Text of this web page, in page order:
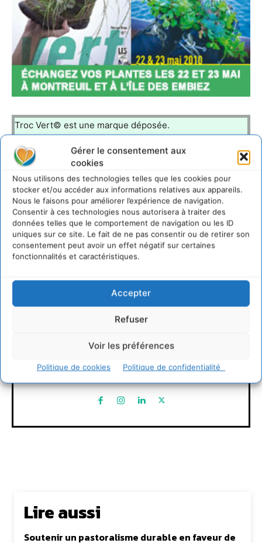
Gérer le consentement aux
cookies
Nous utilisons des technologies telles que les cookies pour
stocker et/ou accéder aux informations relatives aux appareils.
Nous le faisons pour améliorer l’expérience de navigation.
Consentir à ces technologies nous autorisera à traiter des
données telles que le comportement de navigation ou les ID
uniques sur ce site. Le fait de ne pas consentir ou de retirer son
consentement peut avoir un effet négatif sur certaines
fonctionnalités et caractéristiques.
Accepter
Refuser
Voir les préférences
Politique de cookies Politique de confidentialité
Troc Vert© est une marque déposée.
LAISSER UN COMMENTAIRE
CONNECTER POUR LAISSER UN COMMENTAIRE
https://cdurable.info
Journaliste de solutions écologiques et sociales en
Occitanie.
Lire aussi
Soutenir un pastoralisme durable en faveur de